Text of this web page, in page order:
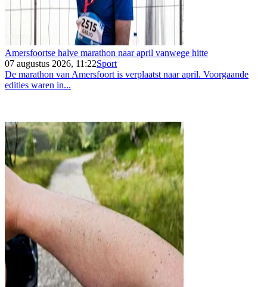
Amersfoortse halve marathon naar april vanwege hitte
07 augustus 2026, 11:22Sport
De marathon van Amersfoort is verplaatst naar april. Voorgaande
edities waren in...